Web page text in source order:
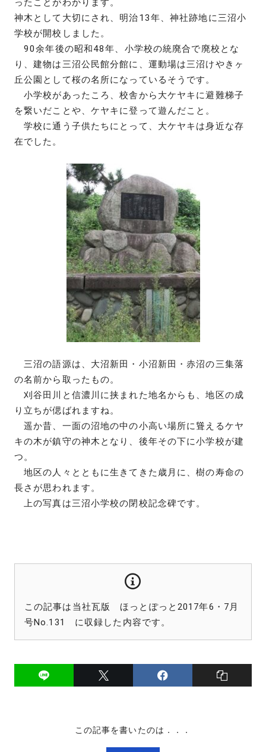
神木として大切にされ、明治13年、神社跡地に三沼小
学校が開校しました。
90余年後の昭和48年、小学校の統廃合で廃校とな
り、建物は三沼公民館分館に、運動場は三沼けやきヶ
丘公園として桜の名所になっているそうです。
小学校があったころ、校舎から大ケヤキに避難梯子
を繋いだことや、ケヤキに登って遊んだこと。
学校に通う子供たちにとって、大ケヤキは身近な存
在でした。
三沼の語源は、大沼新田・小沼新田・赤沼の三集落
の名前から取ったもの。
刈谷田川と信濃川に挟まれた地名からも、地区の成
り立ちが偲ばれますね。
遥か昔、一面の沼地の中の小高い場所に聳えるケヤ
キの木が鎮守の神木となり、後年その下に小学校が建
つ。
地区の人々とともに生きてきた歳月に、樹の寿命の
長さが思われます。
上の写真は三沼小学校の閉校記念碑です。
この記事は当社瓦版 ほっとぽっと2017年6・7月
号No.131 に収録した内容です。
この記事を書いたのは．．．